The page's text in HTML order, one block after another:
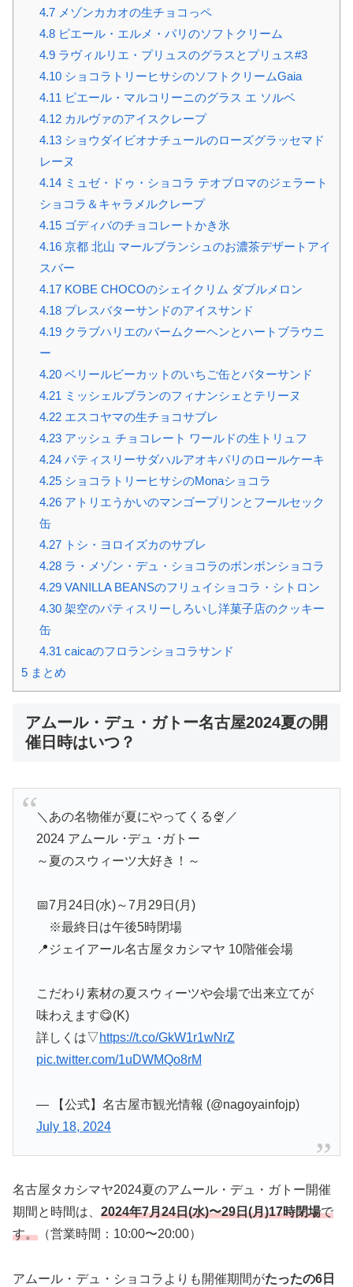
4.7メゾンカカオの生チョコっペ
4.8ピエール・エルメ・パリのソフトクリーム
4.9ラヴィルリエ・プリュスのグラスとプリュス#3
4.10ショコラトリーヒサシのソフトクリームGaia
4.11ピエール・マルコリーニのグラス エ ソルベ
4.12カルヴァのアイスクレープ
4.13ショウダイビオナチュールのローズグラッセマド
レーヌ
4.14ミュゼ・ドゥ・ショコラ テオブロマのジェラート
ショコラ＆キャラメルクレープ
4.15ゴディバのチョコレートかき氷
4.16京都 北山 マールブランシュのお濃茶デザートアイ
スバー
4.17KOBE CHOCOのシェイクリム ダブルメロン
4.18プレスバターサンドのアイスサンド
4.19クラブハリエのバームクーヘンとハートブラウニ
ー
4.20ベリールビーカットのいちご缶とバターサンド
4.21ミッシェルブランのフィナンシェとテリーヌ
4.22エスコヤマの生チョコサブレ
4.23アッシュ チョコレート ワールドの生トリュフ
4.24パティスリーサダハルアオキパリのロールケーキ
4.25ショコラトリーヒサシのMonaショコラ
4.26アトリエうかいのマンゴープリンとフールセック
缶
4.27トシ・ヨロイズカのサブレ
4.28ラ・メゾン・デュ・ショコラのボンボンショコラ
4.29VANILLA BEANSのフリュイショコラ・シトロン
4.30架空のパティスリーしろいし洋菓子店のクッキー
缶
4.31caicaのフロランショコラサンド
5 まとめ
アムール・デュ・ガトー名古屋2024夏の開
催日時はいつ？
＼あの名物催が夏にやってくる🍨／
2024 アムール ･デュ ･ガトー
～夏のスウィーツ大好き！～
📅7月24日(水)～7月29日(月)
※最終日は午後5時閉場
📍ジェイアール名古屋タカシマヤ 10階催会場
こだわり素材の夏スウィーツや会場で出来立てが
味わえます😋(K)
詳しくは▽https://t.co/GkW1r1wNrZ
pic.twitter.com/1uDWMQo8rM
— 【公式】名古屋市観光情報 (@nagoyainfojp)
July 18, 2024
名古屋タカシマヤ2024夏のアムール・デュ・ガトー開催
期間と時間は、 2024年7月24日(水)〜29日(月)17時閉場で
す。 （営業時間：10:00〜20:00）
アムール・デュ・ショコラよりも開催期間がたったの6日